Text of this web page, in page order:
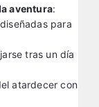
aventura:
para
tras un día
atardecer con